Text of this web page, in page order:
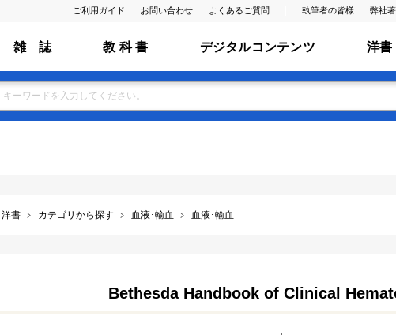
ご利用ガイド お問い合わせ よくあるご質問 執筆者の皆様 弊社
雑 誌 教 科 書 デジタルコンテンツ 洋書
洋書 カテゴリから探す 血液･輸血 血液･輸血
Bethesda Handbook of Clinical